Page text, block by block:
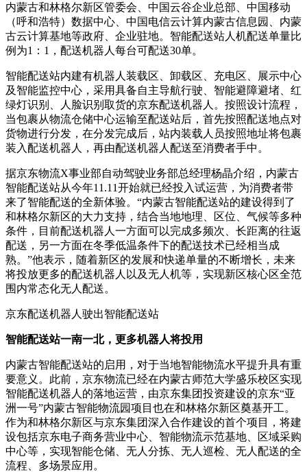
内蒙古和林格尔新区管委会、中国云谷企业总部、中国移动
（呼和浩特） 数据中心、中国电信云计算内蒙古信息园、内蒙
古云计算基地等政府、企业驻地。智能配送站人机配送单量比
例为1：1，配送机器人每台可配送30单。
智能配送站内建有机器人装载区、卸载区、充电区、展示中心
及智能监控中心，采用具备自主导航行驶、智能避障避堵、红
绿灯识别、人脸识别取货的京东配送机器人。按照设计流程，
当包裹从物流仓储中心运输至配送站后，首先按照配送地点对
货物进行分发，在分发完成后，站内装载人员按照地址将包裹
装入配送机器人，再由配送机器人配送至消费者手中。
据京东物流X事业部自动驾驶业务部总经理杨晶介绍，内蒙古
智能配送站从今年11.11开始就已经投入试运营 ，为消费者带
来了智能配送的全新体验。“内蒙古智能配送站的建设得到了
和林格尔新区的大力支持，结合当地地理、区位、气候等多种
条件，目前配送机器人一方面可以完成多频次、长距离的往返
配送，另一方面在冬季低温条件下的配送技术已经相当成
熟。”他表示，随着新区的发展和快递单量的不断增长，未来
将投放更多的配送机器人以及无人机等，实现新区核心区全范
围内常态化无人配送。
京东配送机器人驶出智能配送站
智能配送站一南一北，更多机器人将投用
内蒙古智能配送站的启用，对于当地智能物流水平提升具有重
要意义。此前，京东物流已经在内蒙古师范大学盛乐校区实现
智能配送机器人的落地运营，由京东集团投资建设的京东“亚
洲一号”内蒙古智能物流园项目也在和林格尔新区奠基开工。
作为和林格尔新区与京东集团深入合作建设的首个项目，将建
设包括京东电子商务营业中心、智能物流示范基地、区域采购
中心等，实现智能仓储、无人分拣、无人巡检、无人配送的全
流程、多场景应用。